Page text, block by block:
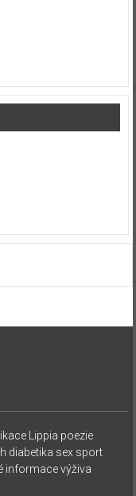
Lippia poezie
diabetika sex sport
informace výživa